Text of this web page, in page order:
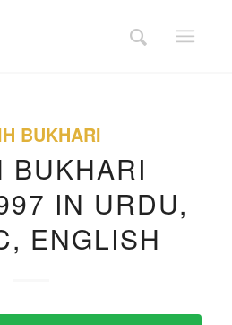
BUKHARI
BUKHARI
IN URDU,
ENGLISH